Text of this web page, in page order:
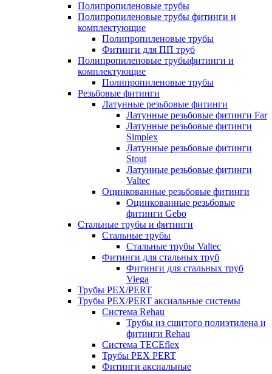
Полипропиленовые трубы
Полипропиленовые трубы фитинги и
комплектующие
Полипропиленовые трубы
Фитинги для ПП труб
Полипропиленовые трубыфитинги и
комплектующие
Полипропиленовые трубы
Резьбовые фитинги
Латунные резьбовые фитинги
Латунные резьбовые фитинги Far
Латунные резьбовые фитинги
Simplex
Латунные резьбовые фитинги
Stout
Латунные резьбовые фитинги
Valtec
Оцинкованные резьбовые фитинги
Оцинкованные резьбовые
фитинги Gebo
Стальные трубы и фитинги
Стальные трубы
Стальные трубы Valtec
Фитинги для стальных труб
Фитинги для стальных труб
Viega
Трубы PEX/PERT
Трубы PEX/PERT аксиальные системы
Система Rehau
Трубы из сшитого полиэтилена и
фитинги Rehau
Система TECEflex
Трубы PEX PERT
Фитинги аксиальные